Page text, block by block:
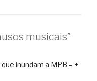
musicais”
inundam a MPB – +